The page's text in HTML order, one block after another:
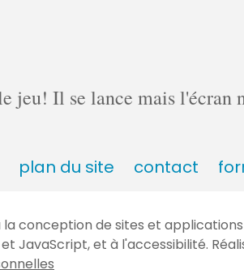
jeu! Il se lance mais
plan du site contact
conception de sites et
et JavaScript, et à l'accessibilité.